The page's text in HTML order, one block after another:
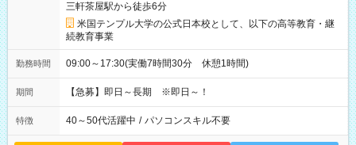
三軒茶屋駅から徒歩6分
米国テンプル大学の公式日本校として、以下の高等教育・継
続教育事業
勤務時間 09:00～17:30(実働7時間30分 休憩1時間)
期間 【急募】即日～長期 ※即日～！
特徴 40～50代活躍中 / パソコンスキル不要